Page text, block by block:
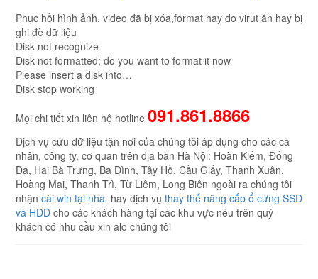
Phục hồi hình ảnh, video đã bị xóa,format hay do virut ăn hay bị
ghi đè dữ liệu
Disk not recognize
Disk not formatted; do you want to format it now
Please insert a disk into…
Disk stop working
Mọi chi tiết xin liên hệ hotline 091.861.8866
Dịch vụ cứu dữ liệu tận nơi của chúng tôi áp dụng cho các cá
nhân, công ty, cơ quan trên địa bàn Hà Nội: Hoàn Kiếm, Đống
Đa, Hai Bà Trưng, Ba Đình, Tây Hồ, Cầu Giấy, Thanh Xuân,
Hoàng Mai, Thanh Trì, Từ Liêm, Long Biên ngoài ra chúng tôi
nhận cài win tại nhà hay dịch vụ thay thế nâng cấp ổ cứng SSD
và HDD cho các khách hàng tại các khu vực nêu trên quý
khách có nhu cầu xin alo chúng tôi